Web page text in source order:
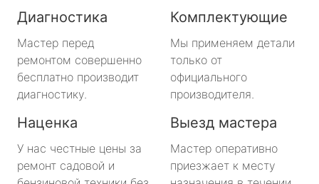
Диагностика
Мастер перед
ремонтом совершенно
бесплатно производит
диагностику.
Комплектующие
Мы применяем детали
только от
официального
производителя.
Наценка
У нас честные цены за
ремонт садовой и
Выезд мастера
Мастер оперативно
приезжает к месту